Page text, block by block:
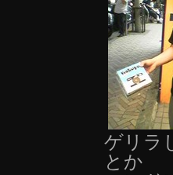
ゲリラ
とか